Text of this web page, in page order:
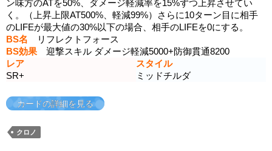
ン味方のATを50%、ダメージ軽減率を15%ずつ上昇させてい
く。（上昇上限AT500%、軽減99%）さらに10ターン目に相手
のLIFEが最大値の30%以下の場合、相手のLIFEを0にする。
BS名 リフレクトフォース
BS効果 迎撃スキル ダメージ軽減5000+防御貫通8200
レア
スタイル
SR+
ミッドチルダ
カードの詳細を見る
クロノ